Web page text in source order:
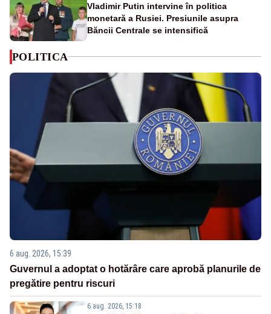
Vladimir Putin intervine în politica
monetară a Rusiei. Presiunile asupra
Băncii Centrale se intensifică
POLITICA
6 aug. 2026, 15:39
Guvernul a adoptat o hotărâre care aprobă planurile de
pregătire pentru riscuri
6 aug. 2026, 15:18